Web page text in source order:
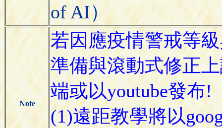
of AI）
Note
若因應疫情警戒等
準備與滾動式修正
端或以youtube發布!
(1)遠距教學將以